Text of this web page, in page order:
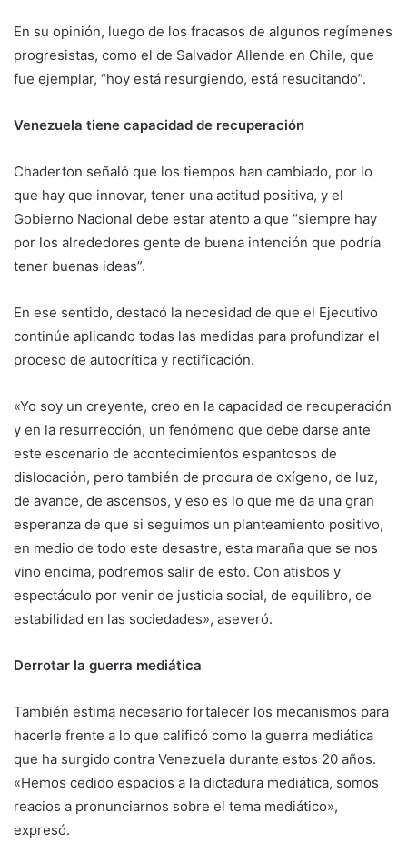
En su opinión, luego de los fracasos de algunos regímenes
progresistas, como el de Salvador Allende en Chile, que
fue ejemplar, “hoy está resurgiendo, está resucitando”.
Venezuela tiene capacidad de recuperación
Chaderton señaló que los tiempos han cambiado, por lo
que hay que innovar, tener una actitud positiva, y el
Gobierno Nacional debe estar atento a que “siempre hay
por los alrededores gente de buena intención que podría
tener buenas ideas”.
En ese sentido, destacó la necesidad de que el Ejecutivo
continúe aplicando todas las medidas para profundizar el
proceso de autocrítica y rectificación.
«Yo soy un creyente, creo en la capacidad de recuperación
y en la resurrección, un fenómeno que debe darse ante
este escenario de acontecimientos espantosos de
dislocación, pero también de procura de oxígeno, de luz,
de avance, de ascensos, y eso es lo que me da una gran
esperanza de que si seguimos un planteamiento positivo,
en medio de todo este desastre, esta maraña que se nos
vino encima, podremos salir de esto. Con atisbos y
espectáculo por venir de justicia social, de equilibro, de
estabilidad en las sociedades», aseveró.
Derrotar la guerra mediática
También estima necesario fortalecer los mecanismos para
hacerle frente a lo que calificó como la guerra mediática
que ha surgido contra Venezuela durante estos 20 años.
«Hemos cedido espacios a la dictadura mediática, somos
reacios a pronunciarnos sobre el tema mediático»,
expresó.